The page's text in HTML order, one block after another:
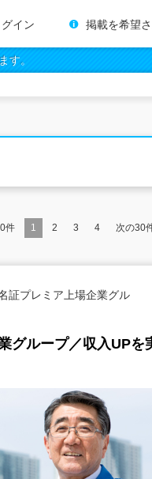
グイン 掲載を希望
す。
件 1 2 3 4 次の30
証プレミア上場企業グル
グループ／収入UPを